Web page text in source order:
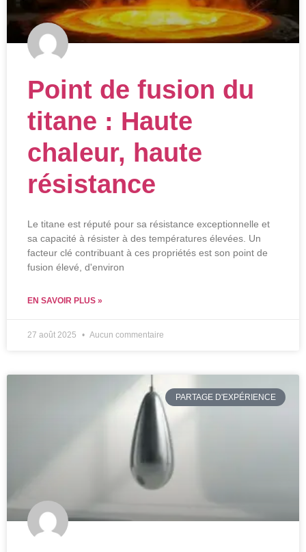
Point de fusion du
titane : Haute
chaleur, haute
résistance
Le titane est réputé pour sa résistance exceptionnelle et
sa capacité à résister à des températures élevées. Un
facteur clé contribuant à ces propriétés est son point de
fusion élevé, d'environ
EN SAVOIR PLUS »
27 août 2025 Aucun commentaire
PARTAGE D'EXPÉRIENCE